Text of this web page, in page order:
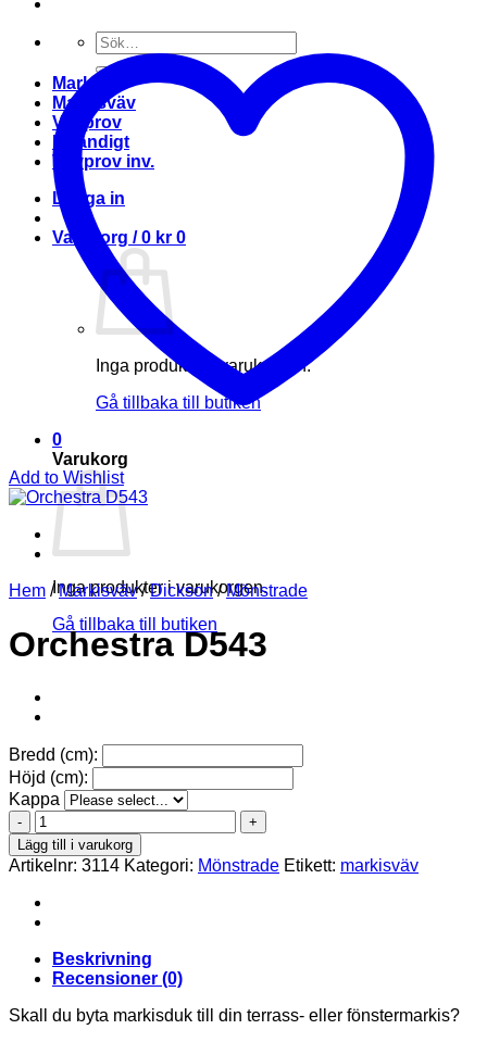
Sök
efter:
Markis
Markisväv
Vävprov
Invändigt
Vävprov inv.
Logga in
Varukorg /0 kr 0
Inga produkter i varukorgen.
Gå tillbaka till butiken
0
Varukorg
Inga produkter i varukorgen.
Gå tillbaka till butiken
Add to Wishlist
Hem / Markisväv / Dickson / Mönstrade
Orchestra D543
Bredd (cm):
Höjd (cm):
Kappa
Orchestra
D543
mängd
Lägg till i varukorg
Artikelnr: 3114 Kategori: Mönstrade Etikett: markisväv
Beskrivning
Recensioner (0)
Skall du byta markisduk till din terrass- eller fönstermarkis?